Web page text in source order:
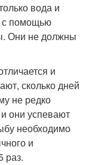
вода и
с помощью
Они не должны
и
сколько дней
не редко
они успевают
необходимо
и
раз.